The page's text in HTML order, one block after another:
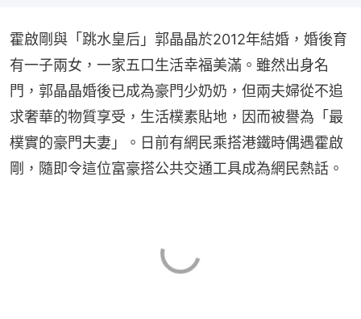
霍啟剛與「跳水皇后」郭晶晶於2012年結婚，婚後育
有一子兩女，一家五口生活幸福美滿。雖然出身名
門，郭晶晶婚後已成為豪門少奶奶，但兩夫婦從不追
求奢華的物質享受，生活樸素貼地，因而被譽為「最
樸實的豪門夫妻」。日前有網民乘搭港鐵時偶遇霍啟
剛，隨即令這位富豪搭公共交通工具成為網民熱話。